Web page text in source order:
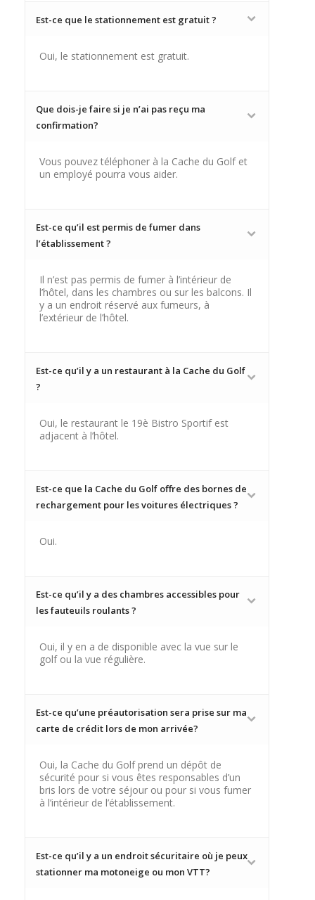
Est-ce que le stationnement est gratuit ?
Oui, le stationnement est gratuit.
Que dois-je faire si je n’ai pas reçu ma
confirmation?
Vous pouvez téléphoner à la Cache du Golf et
un employé pourra vous aider.
Est-ce qu’il est permis de fumer dans
l’établissement ?
Il n’est pas permis de fumer à l’intérieur de
l’hôtel, dans les chambres ou sur les balcons. Il
y a un endroit réservé aux fumeurs, à
l’extérieur de l’hôtel.
Est-ce qu’il y a un restaurant à la Cache du Golf
?
Oui, le restaurant le 19è Bistro Sportif est
adjacent à l’hôtel.
Est-ce que la Cache du Golf offre des bornes de
rechargement pour les voitures électriques ?
Oui.
Est-ce qu’il y a des chambres accessibles pour
les fauteuils roulants ?
Oui, il y en a de disponible avec la vue sur le
golf ou la vue régulière.
Est-ce qu’une préautorisation sera prise sur ma
carte de crédit lors de mon arrivée?
Oui, la Cache du Golf prend un dépôt de
sécurité pour si vous êtes responsables d’un
bris lors de votre séjour ou pour si vous fumer
à l’intérieur de l’établissement.
Est-ce qu’il y a un endroit sécuritaire où je peux
stationner ma motoneige ou mon VTT?